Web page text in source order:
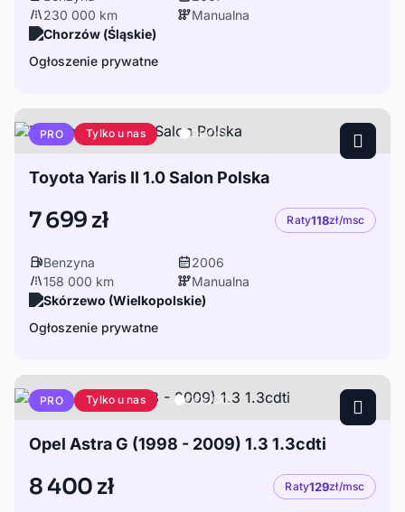
230 000 km
Manualna
Chorzów (Śląskie)
Ogłoszenie prywatne
PRO Tylko u nas
Toyota Yaris II 1.0 Salon Polska
7 699 zł Raty118zł/msc
Benzyna
2006
158 000 km
Manualna
Skórzewo (Wielkopolskie)
Ogłoszenie prywatne
PRO Tylko u nas
Opel Astra G (1998 - 2009) 1.3 1.3cdti
8 400 zł Raty129zł/msc